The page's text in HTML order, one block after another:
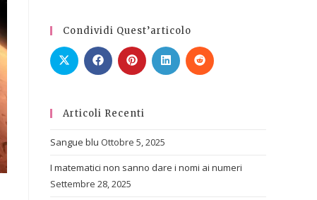
Condividi Quest’articolo
Articoli Recenti
Sangue blu Ottobre 5, 2025
I matematici non sanno dare i nomi ai numeri
Settembre 28, 2025